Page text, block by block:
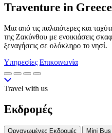
Traventure in Greece
Μια από τις παλαιότερες και
της Ζακύνθου με ενοικιάσεις
ξεναγήσεις σε ολόκληρο το νησί.
Υπηρεσίες Επικοινωνία
Travel with us
Εκδρομές
Οργανωμένες Εκδρομές Mini Bus